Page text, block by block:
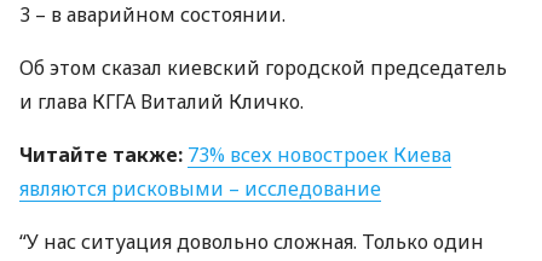
3 – в аварийном состоянии.
Об этом сказал киевский городской председатель
и глава КГГА Виталий Кличко.
Читайте также: 73% всех новостроек Киева
являются рисковыми – исследование
“У нас ситуация довольно сложная. Только один